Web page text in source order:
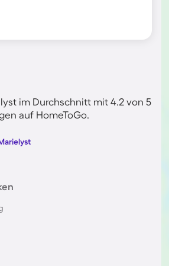
im Durchschnitt mit 4.2 von 5
auf HomeToGo.